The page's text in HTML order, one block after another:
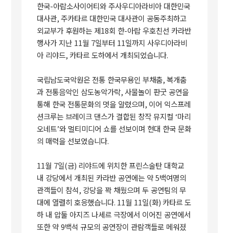
한국-아랍소사이어티와 주사우디아라비아 대한민국
대사관,주카타르 대한민국 대사관이 공동주최하고
외교부가 후원하는 제18회 한-아랍 우호친선 카라반
행사가 지난 11월 7일부터 11일까지 사우디아라비
아 리야드, 카타르 도하에서 개최되었습니다.
국립남도국악원은 전통 한국무용인 부채춤,복개춤
과 전통음악인 삼도농악가락,사물놀이 판굿 공연을
통해 한국 전통문화의 멋을 알렸으며, 이어 익스프레
션크루는 브레이크 댄스가 결합된 창작 뮤지컬‘마리
오네트’와 멀티미디어 쇼를 선보이며 현대 한국 문화
의 매력을 선보였습니다.
11월 7일(금) 리야드에 위치한 프린스술탄 대학교
내 강당에서 개최된 카라반 공연에는 약5백여명의
관객들이 참석, 강당을 꽉 채웠으며 두 공연팀의 무
대에 열렬히 호응했습니다. 11월 11일(화) 카타르 도
하 내 압둘 아지즈 나세르 극장에서 이어진 공연에서
또한 약 9백석 규모의 공연장이 관람객들로 메워졌